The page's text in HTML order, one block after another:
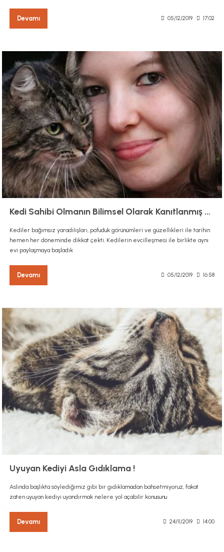
Devamı 05/12/2019 17:02
Kedi Sahibi Olmanın Bilimsel Olarak Kanıtlanmış 5 Faydası
Kediler bağımsız yaradılışları, pofuduk görünümleri ve güzellikleri ile tarihin
hemen her döneminde dikkat çekti. Kedilerin evcilleşmesi ile birlikte aynı
evi paylaşmaya başladık
Devamı 05/12/2019 16:58
Uyuyan Kediyi Asla Gıdıklama !
Aslında başlıkta söylediğimiz gibi bir gıdıklamadan bahsetmiyoruz, fakat
zaten uyuyan kediyi uyandırmak nelere yol açabilir konusunu
Devamı 24/11/2019 14:00